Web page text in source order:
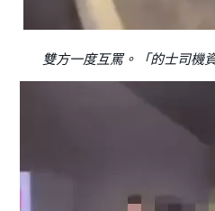
雙方一度互罵。「的士司機